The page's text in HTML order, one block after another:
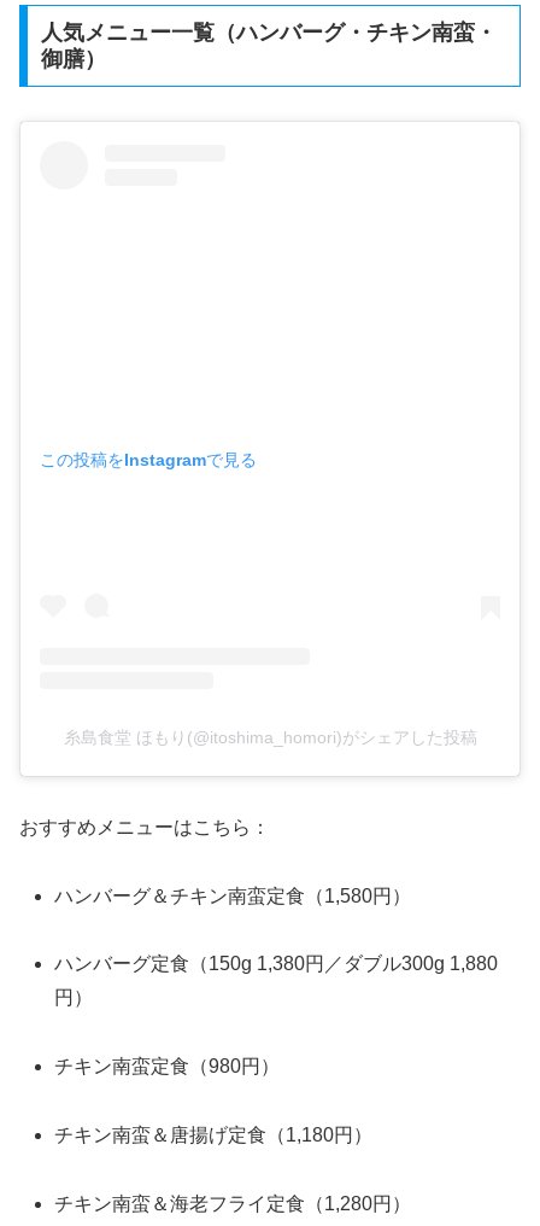
人気メニュー一覧（ハンバーグ・チキン南蛮・
御膳）
この投稿をInstagramで見る
糸島食堂 ほもり(@itoshima_homori)がシェアした投稿
おすすめメニューはこちら：
ハンバーグ＆チキン南蛮定食（1,580円）
ハンバーグ定食（150g 1,380円／ダブル300g 1,880
円）
チキン南蛮定食（980円）
チキン南蛮＆唐揚げ定食（1,180円）
チキン南蛮＆海老フライ定食（1,280円）